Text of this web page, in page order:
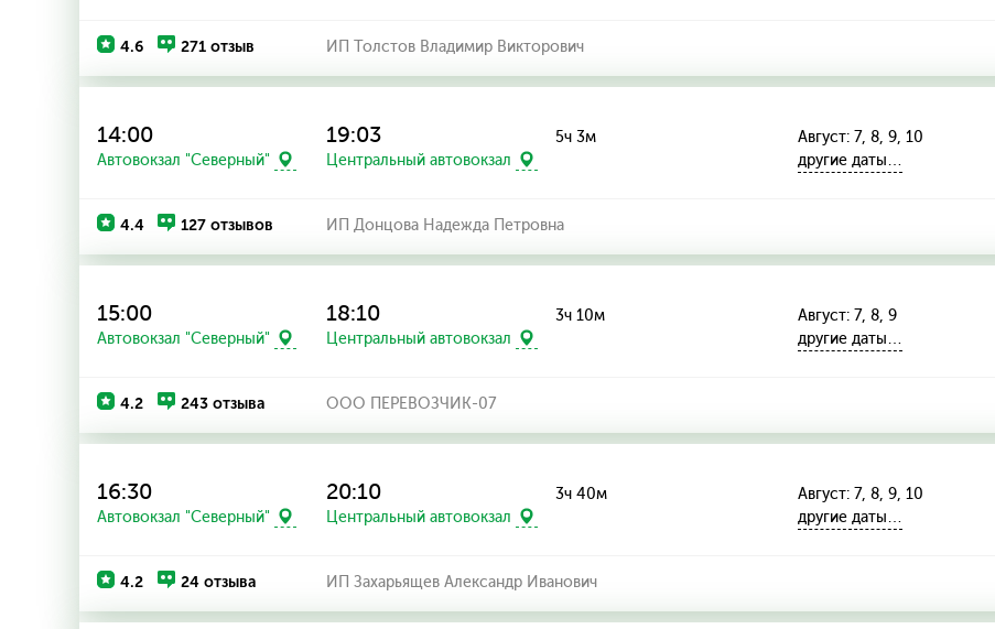
4.6 271 отзыв ИП Толстов Владимир Викторович
14:00
Автовокзал "Северный"
19:03
Центральный автовокзал
5ч 3м
Август: 7, 8, 9, 10
другие даты…
4.4 127 отзывов ИП Донцова Надежда Петровна
15:00
Автовокзал "Северный"
18:10
Центральный автовокзал
3ч 10м
Август: 7, 8, 9
другие даты…
4.2 243 отзыва ООО ПЕРЕВОЗЧИК-07
16:30
Автовокзал "Северный"
20:10
Центральный автовокзал
3ч 40м
Август: 7, 8, 9, 10
другие даты…
4.2 24 отзыва ИП Захарьящев Александр Иванович